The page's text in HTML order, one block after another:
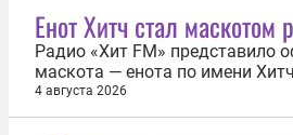
при поддержке
предприятие «Роснефти»).
Енот Хитч стал маскотом
Радио «Хит FM» представило
маскота — енота по имени
цифровым лицом
взаимодействовать с
4 августа 2026